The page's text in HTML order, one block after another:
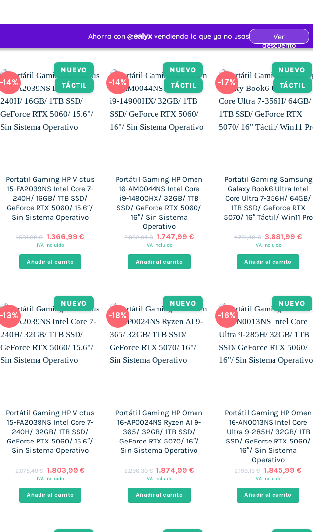
-14%
NUEVO
TÁCTIL
Portátil Gaming HP Victus
15-FA2039NS Intel Core 7-
240H/ 16GB/ 1TB SSD/
GeForce RTX 5060/ 15.6″/
Sin Sistema Operativo
1.581,88€ El
precio
era:
1.581,88 €.
1.366,99€
IVA incluido
Añadir al carrito
-14%
NUEVO
TÁCTIL
Portátil Gaming HP Omen
16-AM0044NS Intel Core
i9-14900HX/ 32GB/ 1TB
SSD/ GeForce RTX 5060/
16″/ Sin Sistema
Operativo
2.032,04€ El
precio
era:
2.032,04 €.
1.747,99 €El
IVA incluido
Añadir al carrito
-17%
NUEVO
TÁCTIL
Portátil Gaming Samsung
Galaxy Book6 Ultra Intel
Core Ultra 7-356H/ 64GB/
1TB SSD/ GeForce RTX
5070/ 16″ Táctil/ Win11 Pro
4.701,48€ El
precio
era:
4.701,48 €.
3.881,99€
IVA incluido
Añadir al carrito
-13%
NUEVO
Portátil Gaming HP Victus
15-FA2039NS Intel Core 7-
240H/ 32GB/ 1TB SSD/
GeForce RTX 5060/ 15.6″/
Sin Sistema Operativo
2.075,49€ El
precio
era:
2.075,49 €.
1.803,99€
IVA incluido
Añadir al carrito
-18%
NUEVO
Portátil Gaming HP Omen
16-AP0024NS Ryzen AI 9-
365/ 32GB/ 1TB SSD/
GeForce RTX 5070/ 16″/
Sin Sistema Operativo
2.296,30€ El
precio
era:
2.296,30 €.
1.874,99€
IVA incluido
Añadir al carrito
-16%
NUEVO
Portátil Gaming HP Omen
16-AN0013NS Intel Core
Ultra 9-285H/ 32GB/ 1TB
SSD/ GeForce RTX 5060/
16″/ Sin Sistema
Operativo
2.199,13€ El
precio
era:
2.199,13 €.
1.845,99 €El
IVA incluido
Añadir al carrito